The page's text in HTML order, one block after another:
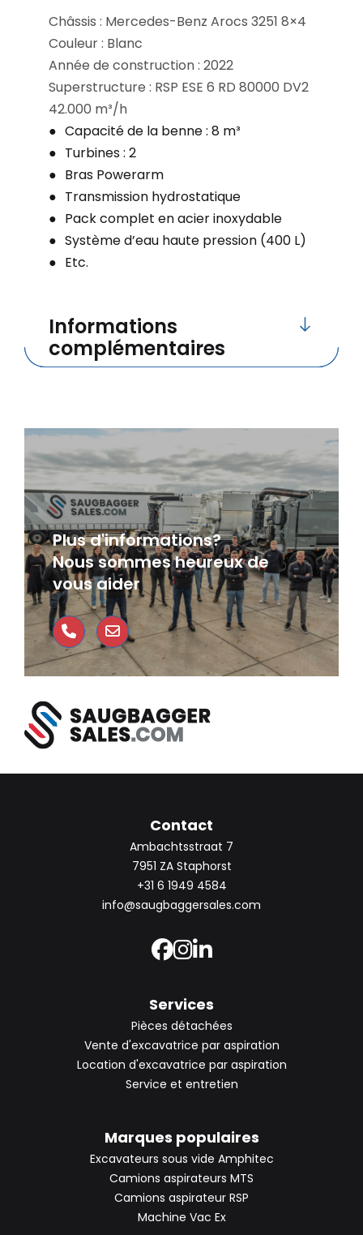
Plus d'informations?
Nous sommes heureux de
vous aider
Châssis : Mercedes-Benz Arocs 3251 8×4
Couleur : Blanc
Année de construction : 2022
Superstructure : RSP ESE 6 RD 80000 DV2
42.000 m³/h
Capacité de la benne : 8 m³
Turbines : 2
Bras Powerarm
Transmission hydrostatique
Pack complet en acier inoxydable
Système d’eau haute pression (400 L)
Etc.
Informations
complémentaires
Contact
Ambachtsstraat 7
7951 ZA Staphorst
+31 6 1949 4584
info@saugbaggersales.com
Services
Pièces détachées
Vente d'excavatrice par aspiration
Location d'excavatrice par aspiration
Service et entretien
Marques populaires
Excavateurs sous vide Amphitec
Camions aspirateurs MTS
Camions aspirateur RSP
Machine Vac Ex